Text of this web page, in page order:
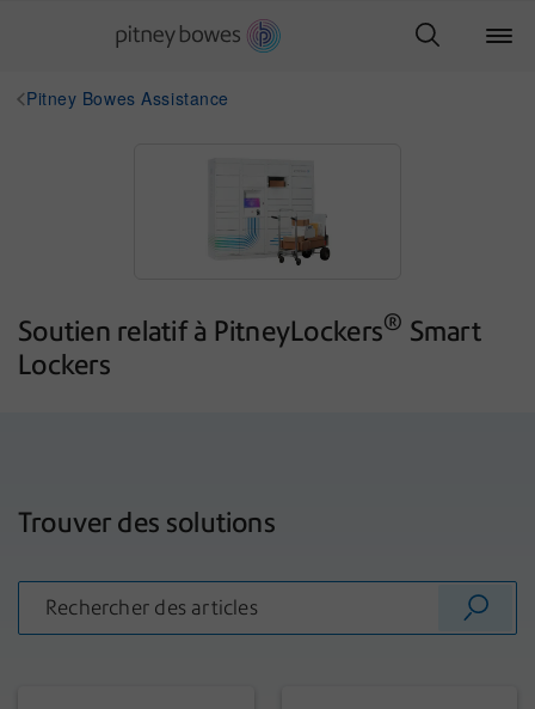
Pitney Bowes Assistance
Soutien relatif à PitneyLockers® Smart
Lockers
Trouver des solutions